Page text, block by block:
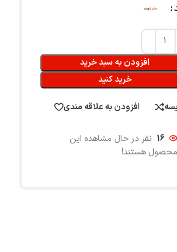
افزودن به سبد خرید
خرید کنید
افزودن به علاقه مندی
16 نفر در حال مشاهده این
محصول هستند!